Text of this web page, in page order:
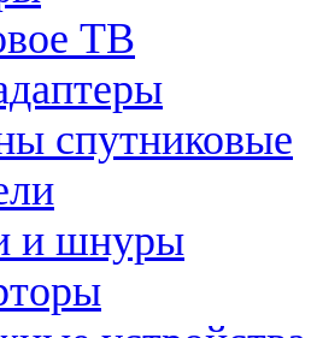
ТВ
спутниковые
и шнуры